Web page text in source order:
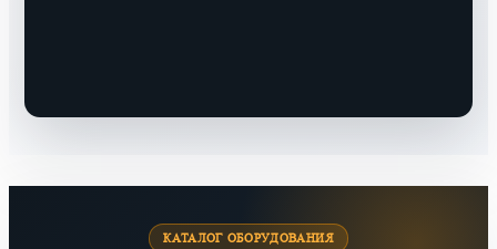
КАТАЛОГ ОБОРУДОВАНИЯ